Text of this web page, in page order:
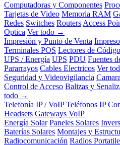
Computadoras y Componentes
Tarjetas de Video Memoria RAM
Redes Switches Routers Access
Optica Ver todo →
Impresión y Punto de Venta
Terminales POS Lectores de Código
UPS / Energía UPS PDU Fuentes
Pararrayos Cables Electricos Ver
Seguridad y Videovigilancia
Control de Acceso Balizas y
todo →
Telefonía IP / VoIP Teléfonos IP
Headsets Gateways VoIP
Energía Solar Paneles Solares
Baterías Solares Montajes y
Radiocomunicación Radios